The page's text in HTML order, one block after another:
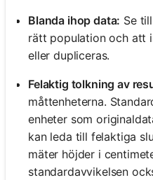
Blanda ihop data: Se
rätt population och att
eller dupliceras.
Felaktig tolkning av
måttenheterna.
enheter som
kan leda till felaktiga
mäter höjder i
standardavvikelsen